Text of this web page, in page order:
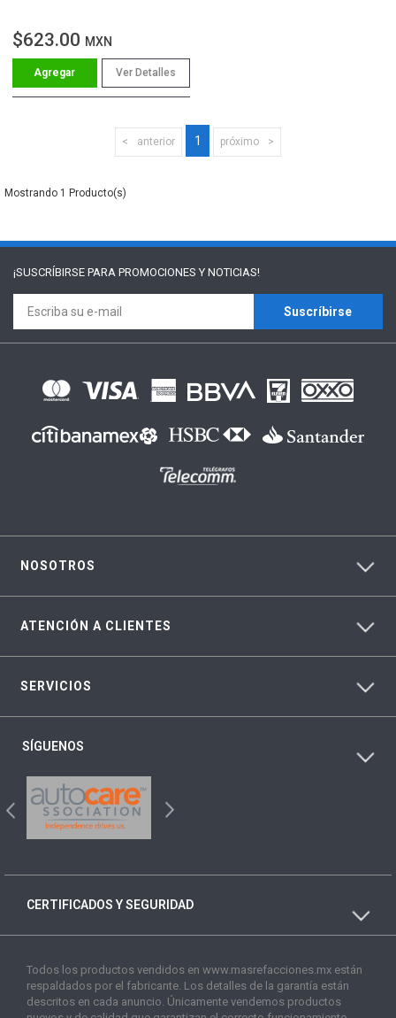
$623.00 MXN
Ver Detalles
anterior 1 próximo
1
¡SUSCRÍBIRSE PARA PROMOCIONES Y NOTICIAS!
Suscríbirse
NOSOTROS
ATENCIÓN A CLIENTES
SERVICIOS
SÍGUENOS
CERTIFICADOS Y SEGURIDAD
Todos los productos vendidos en www.masrefacciones.mx están
respaldados por el fabricante. Los detalles de la garantía están
descritos en cada anuncio. Únicamente vendemos productos